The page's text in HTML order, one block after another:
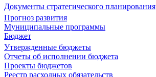
Документы стратегического планирования
Прогноз развития
Муниципальные программы
Бюджет
Утвержденные бюджеты
Отчеты об исполнении бюджета
Проекты бюджетов
Реестр расходных обязательств